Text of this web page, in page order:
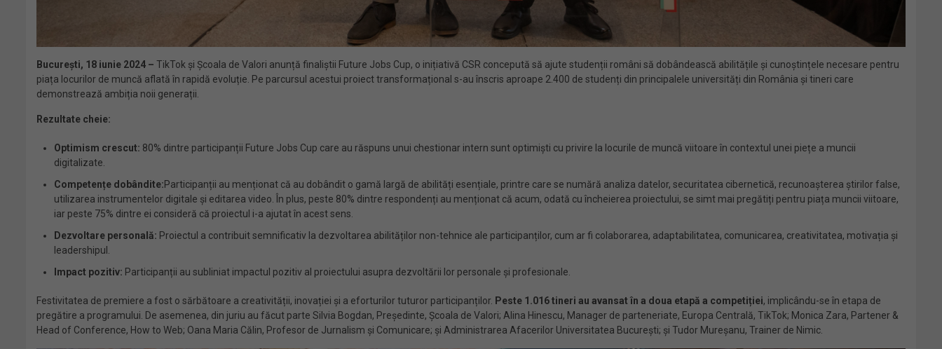
București, 18 iunie 2024 – TikTok și Școala de Valori anunță finaliștii Future Jobs Cup, o inițiativă CSR concepută să ajute studenții români să dobândească abilitățile și cunoștințele necesare pentru
piața locurilor de muncă aflată în rapidă evoluție. Pe parcursul acestui proiect transformațional s-au înscris aproape 2.400 de studenți din principalele universități din România și tineri care
demonstrează ambiția noii generații.
Rezultate cheie:
Optimism crescut: 80% dintre participanții Future Jobs Cup care au răspuns unui chestionar intern sunt optimiști cu privire la locurile de muncă viitoare în contextul unei piețe a muncii
digitalizate.
Competențe dobândite:Participanții au menționat că au dobândit o gamă largă de abilități esențiale, printre care se numără analiza datelor, securitatea cibernetică, recunoașterea știrilor false,
utilizarea instrumentelor digitale și editarea video. În plus, peste 80% dintre respondenți au menționat că acum, odată cu încheierea proiectului, se simt mai pregătiți pentru piața muncii viitoare,
iar peste 75% dintre ei consideră că proiectul i-a ajutat în acest sens.
Dezvoltare personală: Proiectul a contribuit semnificativ la dezvoltarea abilităților non-tehnice ale participanților, cum ar fi colaborarea, adaptabilitatea, comunicarea, creativitatea, motivația și
leadershipul.
Impact pozitiv: Participanții au subliniat impactul pozitiv al proiectului asupra dezvoltării lor personale și profesionale.
Festivitatea de premiere a fost o sărbătoare a creativității, inovației și a eforturilor tuturor participanților. Peste 1.016 tineri au avansat în a doua etapă a competiției, implicându-se în etapa de
pregătire a programului. De asemenea, din juriu au făcut parte Silvia Bogdan, Președinte, Școala de Valori; Alina Hinescu, Manager de parteneriate, Europa Centrală, TikTok; Monica Zara, Partener &
Head of Conference, How to Web; Oana Maria Călin, Profesor de Jurnalism și Comunicare; și Administrarea Afacerilor Universitatea București; și Tudor Mureșanu, Trainer de Nimic.